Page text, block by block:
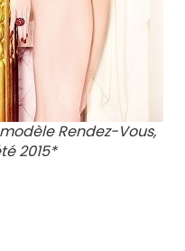
Rendez-Vous,
2015*